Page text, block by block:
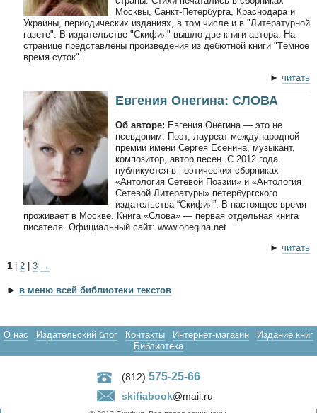
Москвы, Санкт-Петербурга, Краснодара и
Украины, периодических изданиях, в том числе и в "Литературной
газете". В издательстве "Скифия" вышло две книги автора. На
странице представлены произведения из дебютной книги "Тёмное
время суток".
► читать
Евгения Онегина: СЛОВА
Об авторе: Евгения Онегина — это не
псевдоним. Поэт, лауреат международной
премии имени Сергея Есенина, музыкант,
композитор, автор песен. С 2012 года
публикуется в поэтических сборниках
«Антология Сетевой Поэзии» и «Антология
Сетевой Литературы» петербургского
издательства “Скифия”. В настоящее время
проживает в Москве. Книга «Слова» — первая отдельная книга
писателя. Официальный сайт: www.onegina.net
► читать
1
2 3 →
► в меню всей библиотеки текстов
О нас Издательский блог Контакты Интернет-магазин
Издание книг
Библиотека
(812) 575-25-66
skifiabook@mail.ru